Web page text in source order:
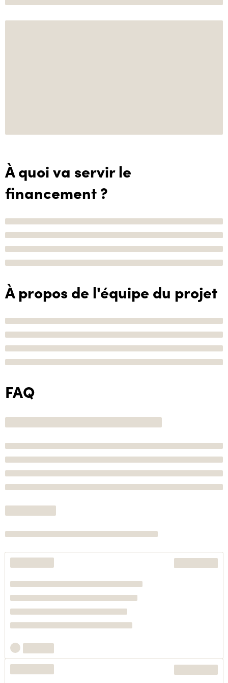
À quoi va servir le
financement ?
À propos de l'équipe du projet
FAQ